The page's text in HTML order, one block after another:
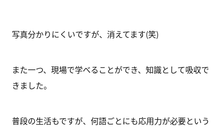
写真分かりにくいですが、消えてます(笑)
また一つ、現場で学べることができ、知識として吸収で
きました。
普段の生活もですが、何語ごとにも応用力が必要という